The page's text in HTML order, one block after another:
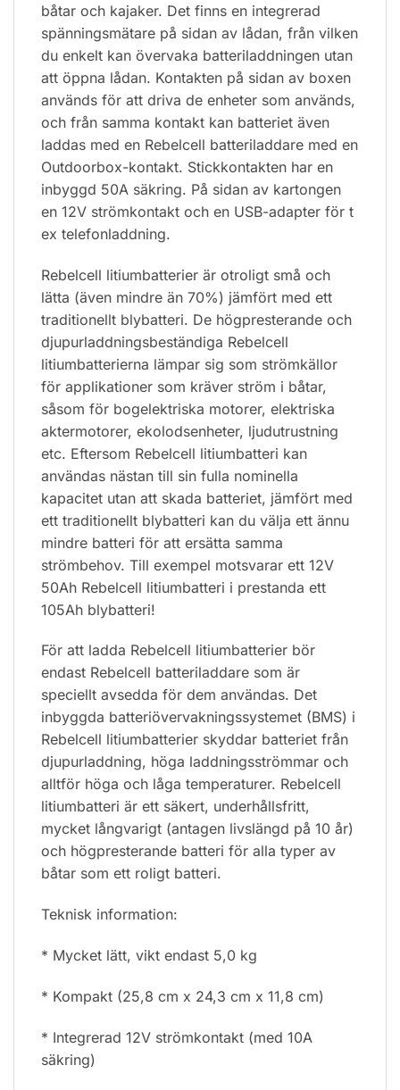
båtar och kajaker. Det finns en integrerad
spänningsmätare på sidan av lådan, från vilken
du enkelt kan övervaka batteriladdningen utan
att öppna lådan. Kontakten på sidan av boxen
används för att driva de enheter som används,
och från samma kontakt kan batteriet även
laddas med en Rebelcell batteriladdare med en
Outdoorbox-kontakt. Stickkontakten har en
inbyggd 50A säkring. På sidan av kartongen
en 12V strömkontakt och en USB-adapter för t
ex telefonladdning.
Rebelcell litiumbatterier är otroligt små och
lätta (även mindre än 70%) jämfört med ett
traditionellt blybatteri. De högpresterande och
djupurladdningsbeständiga Rebelcell
litiumbatterierna lämpar sig som strömkällor
för applikationer som kräver ström i båtar,
såsom för bogelektriska motorer, elektriska
aktermotorer, ekolodsenheter, ljudutrustning
etc. Eftersom Rebelcell litiumbatteri kan
användas nästan till sin fulla nominella
kapacitet utan att skada batteriet, jämfört med
ett traditionellt blybatteri kan du välja ett ännu
mindre batteri för att ersätta samma
strömbehov. Till exempel motsvarar ett 12V
50Ah Rebelcell litiumbatteri i prestanda ett
105Ah blybatteri!
För att ladda Rebelcell litiumbatterier bör
endast Rebelcell batteriladdare som är
speciellt avsedda för dem användas. Det
inbyggda batteriövervakningssystemet (BMS) i
Rebelcell litiumbatterier skyddar batteriet från
djupurladdning, höga laddningsströmmar och
alltför höga och låga temperaturer. Rebelcell
litiumbatteri är ett säkert, underhållsfritt,
mycket långvarigt (antagen livslängd på 10 år)
och högpresterande batteri för alla typer av
båtar som ett roligt batteri.
Teknisk information:
* Mycket lätt, vikt endast 5,0 kg
* Kompakt (25,8 cm x 24,3 cm x 11,8 cm)
* Integrerad 12V strömkontakt (med 10A
säkring)